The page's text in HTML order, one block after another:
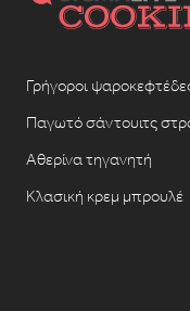
Γρήγοροι
Παγωτό σάντουιτς
Αθερίνα τηγανητή
Κλασική κρεμ μπρουλέ